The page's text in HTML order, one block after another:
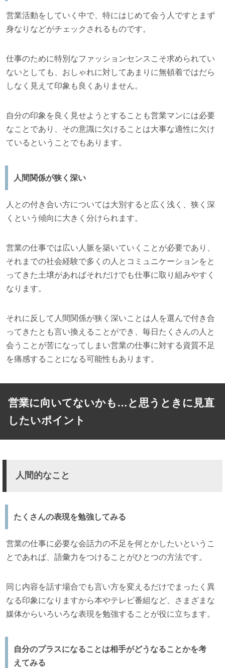
営業活動をしていく中で、特にはじめて会う人ですとまず
身なりなどがチェックされるものです。
仕事のために特別なファッションセンスこそ求められてい
ないとしても、おしゃれに対してあまりに無頓着ではだら
しなく見えて印象も良くありません。
自分の印象を良く見せようとすることも営業マンには必要
なことであり、その意識に欠けることは大事な適性に欠け
ているということでもあります。
人間関係が狭く深い
人との付き合い方については大別すると広く浅く、狭く深
くという傾向に大きく分けられます。
営業の仕事では広い人脈を築いていくことが必要であり、
それまでの社会経験で多くの人とコミュニケーションをと
ってきた土壌があればそれだけでも仕事に取り組みやすく
なります。
それに反して人間関係が狭く深いことは人を選んで付き合
ってきたとも言い換えることができ、毎日たくさんの人と
会うことが苦になってしまい営業の仕事に対する資質不足
を痛感することになる可能性もあります。
営業に向いてないかも…と思うときに見直
したいポイント
人間的なこと
たくさんの表現を勉強してみる
営業の仕事に必要な会話力の不足を何とかしたいというこ
とであれば、語彙力をつけることがひとつの方法です。
同じ内容を話す場合でも言い方を変えるだけでまったく異
なる印象になりますから本やテレビ番組など、さまざまな
媒体からいろいろな表現を勉強することが役に立ちます。
自分のプラスになることは相手がどうなることかを考
えてみる